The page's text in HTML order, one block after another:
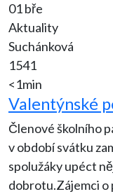
01 bře
Aktuality
Suchánková
1541
<1min
Valentýnské
Členové školního
v období svátku
spolužáky upéct
dobrotu.Zájemci o